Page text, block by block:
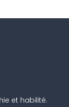
et habilité.